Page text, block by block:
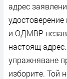
адрес
и ОДМВР
настоящ
упражняване
изборите. Той